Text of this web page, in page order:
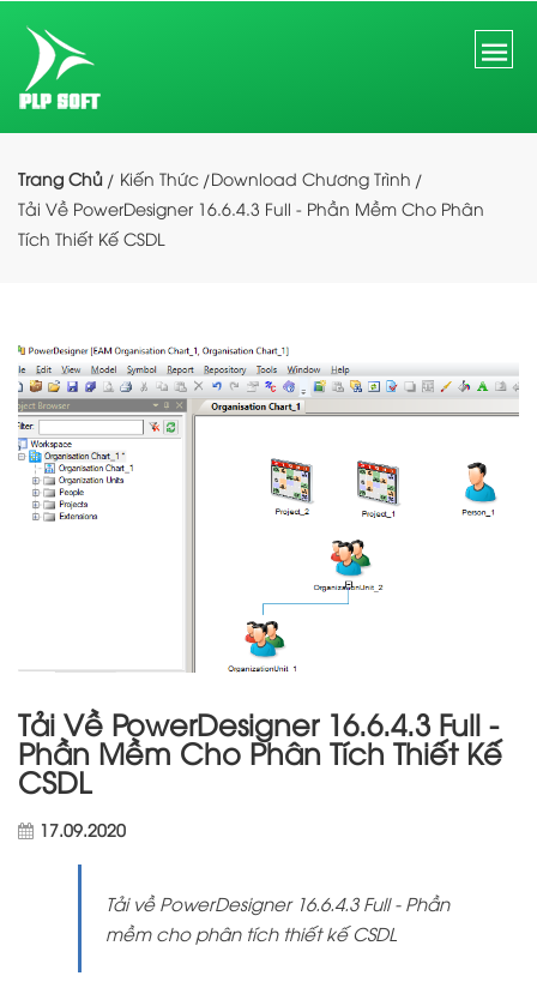
Trang Chủ Kiến Thức Download Chương Trình
Tải Về PowerDesigner 16.6.4.3 Full - Phần Mềm Cho Phân
Tích Thiết Kế CSDL
Tải Về PowerDesigner 16.6.4.3 Full -
Phần Mềm Cho Phân Tích Thiết Kế
CSDL
17.09.2020
Tải về PowerDesigner 16.6.4.3 Full - Phần
mềm cho phân tích thiết kế CSDL